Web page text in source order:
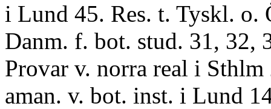
i Lund 45. Res. t. Tyskl. o.
Danm. f. bot. stud. 31, 32,
Provar v. norra real i Sthlm
aman. v. bot. inst. i Lund